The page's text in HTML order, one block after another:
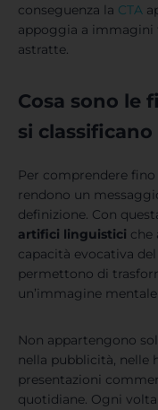
conseguenza la CTA
appoggia a immagini
astratte.
Cosa sono le
si classificano
Per comprendere
rendono un
definizione. Con
artifici linguistici che
capacità evocativa
permettono di
un’immagine
Non appartengono
nella pubblicità, nelle
presentazioni
quotidiane. Ogni